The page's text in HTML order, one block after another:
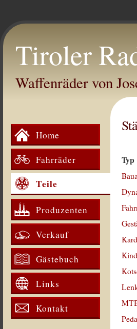
Tiroler
Waffenräder von
Home
Fahrräder
Teile
Produzenten
Verkauf
Gästebuch
Links
Kontakt
Typ